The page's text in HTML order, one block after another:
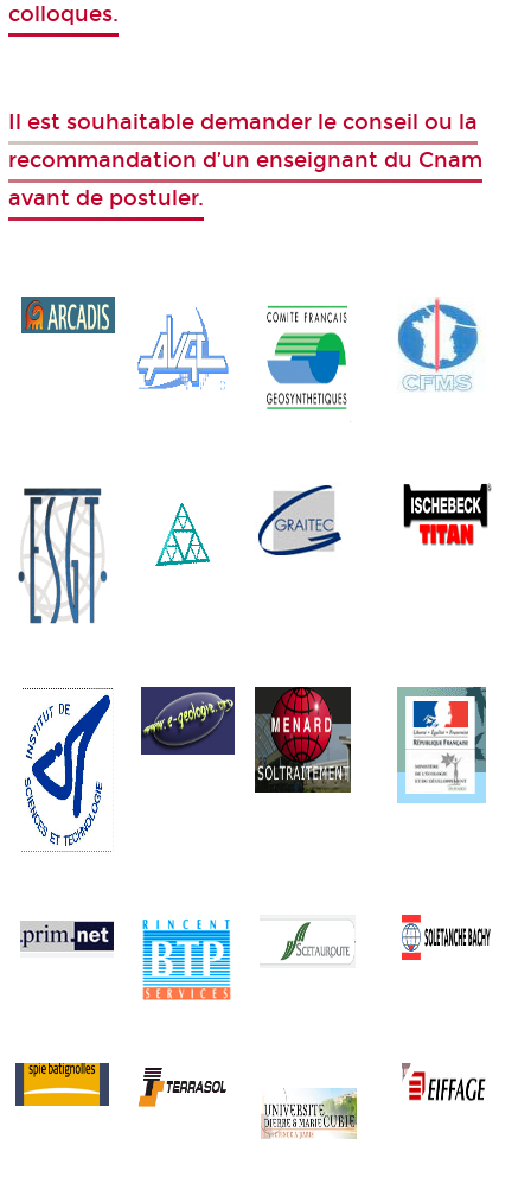
colloques.
Il est souhaitable demander le conseil ou la
recommandation d’un enseignant du Cnam
avant de postuler.